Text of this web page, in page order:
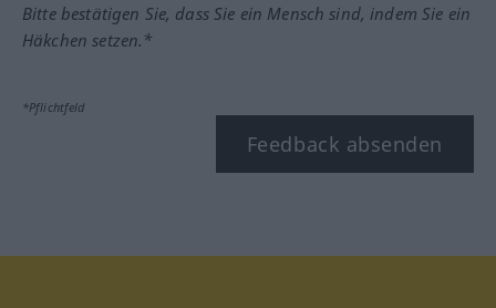
Bitte bestätigen Sie, dass Sie ein Mensch sind, indem Sie ein
Häkchen setzen.*
*Pflichtfeld
Feedback absenden